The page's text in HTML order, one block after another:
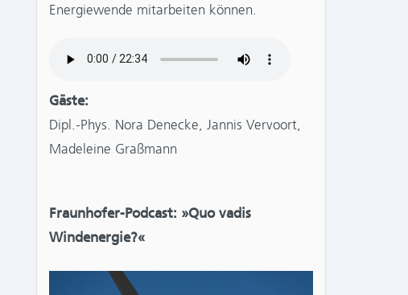
Energiewende mitarbeiten können.
Gäste:
Dipl.-Phys. Nora Denecke, Jannis Vervoort,
Madeleine Graßmann
Fraunhofer-Podcast: »Quo vadis
Windenergie?«